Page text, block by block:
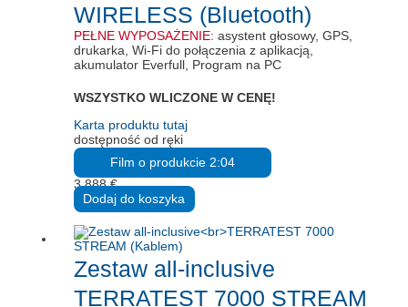
WIRELESS (Bluetooth)
PEŁNE WYPOSAŻENIE: asystent głosowy, GPS,
drukarka, Wi-Fi do połączenia z aplikacją,
akumulator Everfull, Program na PC
WSZYSTKO WLICZONE W CENĘ!
Karta produktu tutaj
dostępność od ręki
Film o produkcie 2:04
3.888€
Dodaj do koszyka
Zestaw all-inclusive
TERRATEST 7000 STREAM